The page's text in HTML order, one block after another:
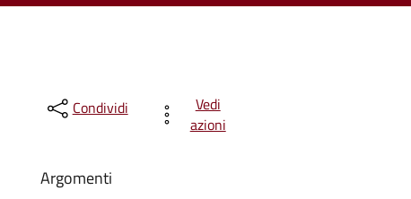
Condividi
Vedi
azioni
Argomenti